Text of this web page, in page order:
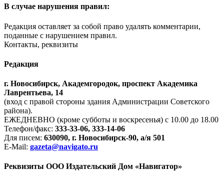
В случае нарушения правил:
Редакция оставляет за собой право удалять комментарии,
поданные с нарушением правил.
Контакты, реквизиты
Редакция
г. Новосибирск, Академгородок, проспект Академика
Лаврентьева, 14
(вход с правой стороны здания Администрации Советского
района).
ЕЖЕДНЕВНО (кроме субботы и воскресенья) с 10.00 до 18.00
Телефон/факс: 333-33-06, 333-14-06
Для писем: 630090, г. Новосибирск-90, а/я 501
E-Mail: gazeta@navigato.ru
Реквизиты ООО Издательский Дом «Навигатор»